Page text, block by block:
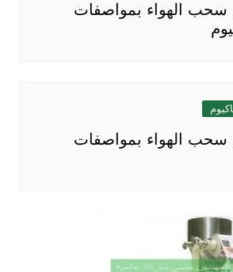
سحب الهواء بمواصفات
سحب الهواء بمواصفات